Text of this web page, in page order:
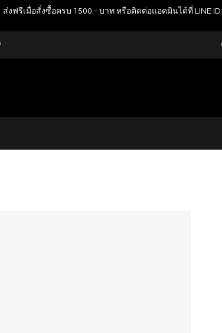
ส่งฟรีเมื่อสั่งซื้อครบ 1500.- บาท หรือติดต่อแอดมินได้ที่ LINE ID: